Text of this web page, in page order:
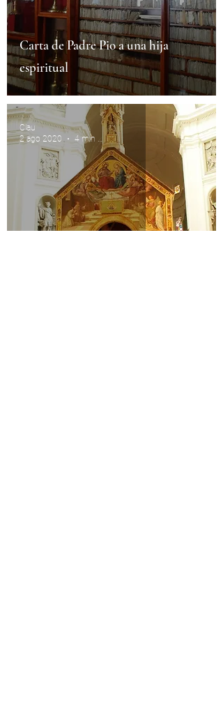
Carta de Padre Pio a una hija
espiritual
Clau
2 ago 2020
4 min de lectura